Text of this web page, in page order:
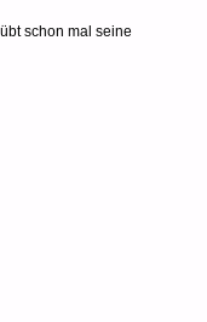
mal seine